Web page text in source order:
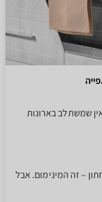
שמשתלב בארונות
– זה המינימום. אבל